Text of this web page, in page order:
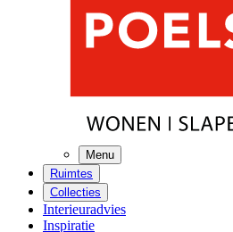
Menu
Ruimtes
Collecties
Interieuradvies
Inspiratie